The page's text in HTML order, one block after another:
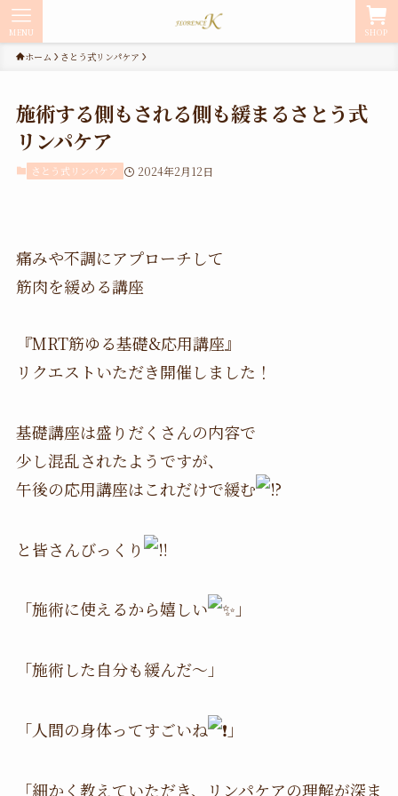
SHOP
MENU
ホーム さとう式リンパケア
施術する側もされる側も緩まるさとう式
リンパケア
さとう式リンパケア 2024年2月12日
痛みや不調にアプローチして
筋肉を緩める講座
『MRT筋ゆる基礎&応用講座』
リクエストいただき開催しました！
基礎講座は盛りだくさんの内容で
少し混乱されたようですが、
午後の応用講座はこれだけで緩む
と皆さんびっくり
「施術に使えるから嬉しい 」
「施術した自分も緩んだ〜」
「人間の身体ってすごいね 」
「細かく教えていただき、リンパケアの理解が深ま